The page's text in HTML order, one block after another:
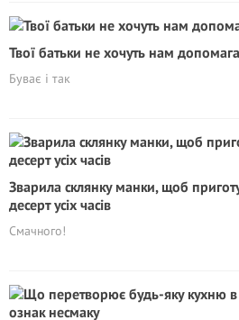
Твої батьки не хочуть нам
Буває і так
Зварила склянку манки, щоб
десерт усіх часів
Смачного!